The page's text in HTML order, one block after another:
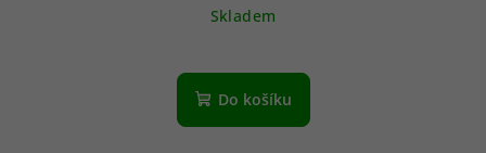
Skladem
Do košíku